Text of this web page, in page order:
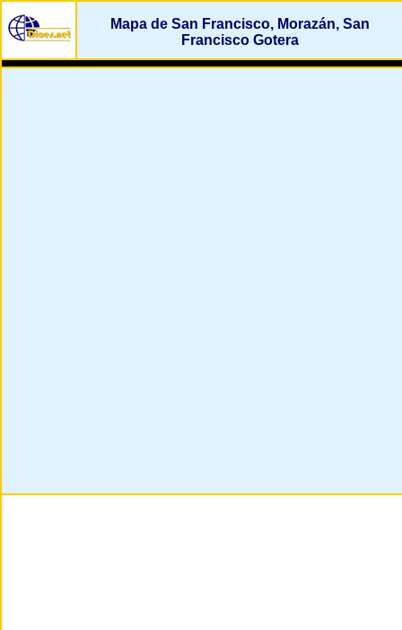
Mapa de San Francisco, Morazán, San
Francisco Gotera